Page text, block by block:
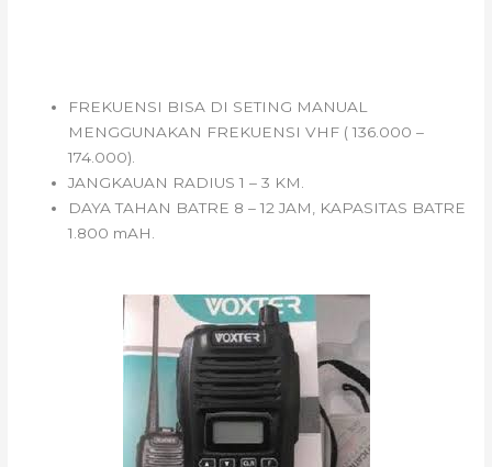
FREKUENSI BISA DI SETING MANUAL
MENGGUNAKAN FREKUENSI VHF ( 136.000 –
174.000).
JANGKAUAN RADIUS 1 – 3 KM.
DAYA TAHAN BATRE 8 – 12 JAM, KAPASITAS BATRE
1.800 mAH.